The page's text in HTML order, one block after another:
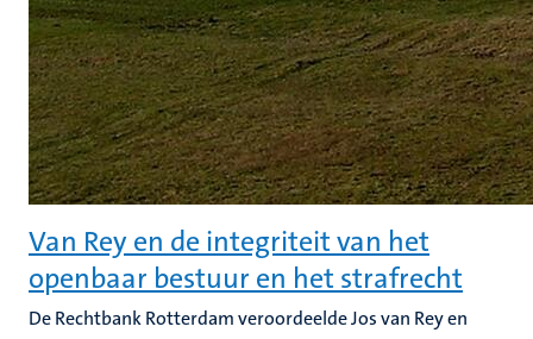
Van Rey en de integriteit van het
openbaar bestuur en het strafrecht
De Rechtbank Rotterdam veroordeelde Jos van Rey en